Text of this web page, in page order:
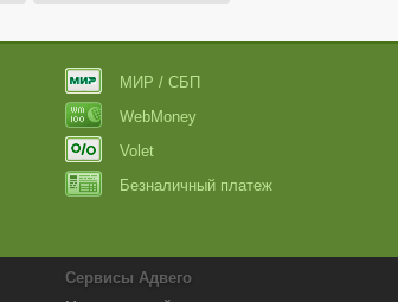
МИР / СБП
WebMoney
Volet
Безналичный платеж
Сервисы Адвего